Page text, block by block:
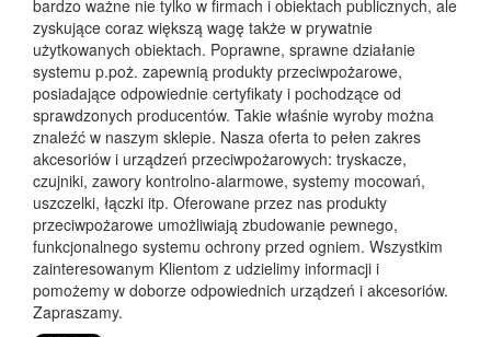
bardzo ważne nie tylko w firmach i obiektach publicznych, ale
zyskujące coraz większą wagę także w prywatnie
użytkowanych obiektach. Poprawne, sprawne działanie
systemu p.poż. zapewnią produkty przeciwpożarowe,
posiadające odpowiednie certyfikaty i pochodzące od
sprawdzonych producentów. Takie właśnie wyroby można
znaleźć w naszym sklepie. Nasza oferta to pełen zakres
akcesoriów i urządzeń przeciwpożarowych: tryskacze,
czujniki, zawory kontrolno-alarmowe, systemy mocowań,
uszczelki, łączki itp. Oferowane przez nas produkty
przeciwpożarowe umożliwiają zbudowanie pewnego,
funkcjonalnego systemu ochrony przed ogniem. Wszystkim
zainteresowanym Klientom z udzielimy informacji i
pomożemy w doborze odpowiednich urządzeń i akcesoriów.
Zapraszamy.